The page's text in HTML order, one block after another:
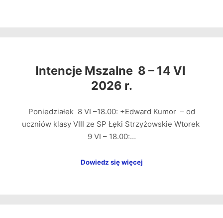
Intencje Mszalne 8 – 14 VI
2026 r.
Poniedziałek 8 VI –18.00: +Edward Kumor – od
uczniów klasy VIII ze SP Łęki Strzyżowskie Wtorek
9 VI – 18.00:…
Dowiedz się więcej